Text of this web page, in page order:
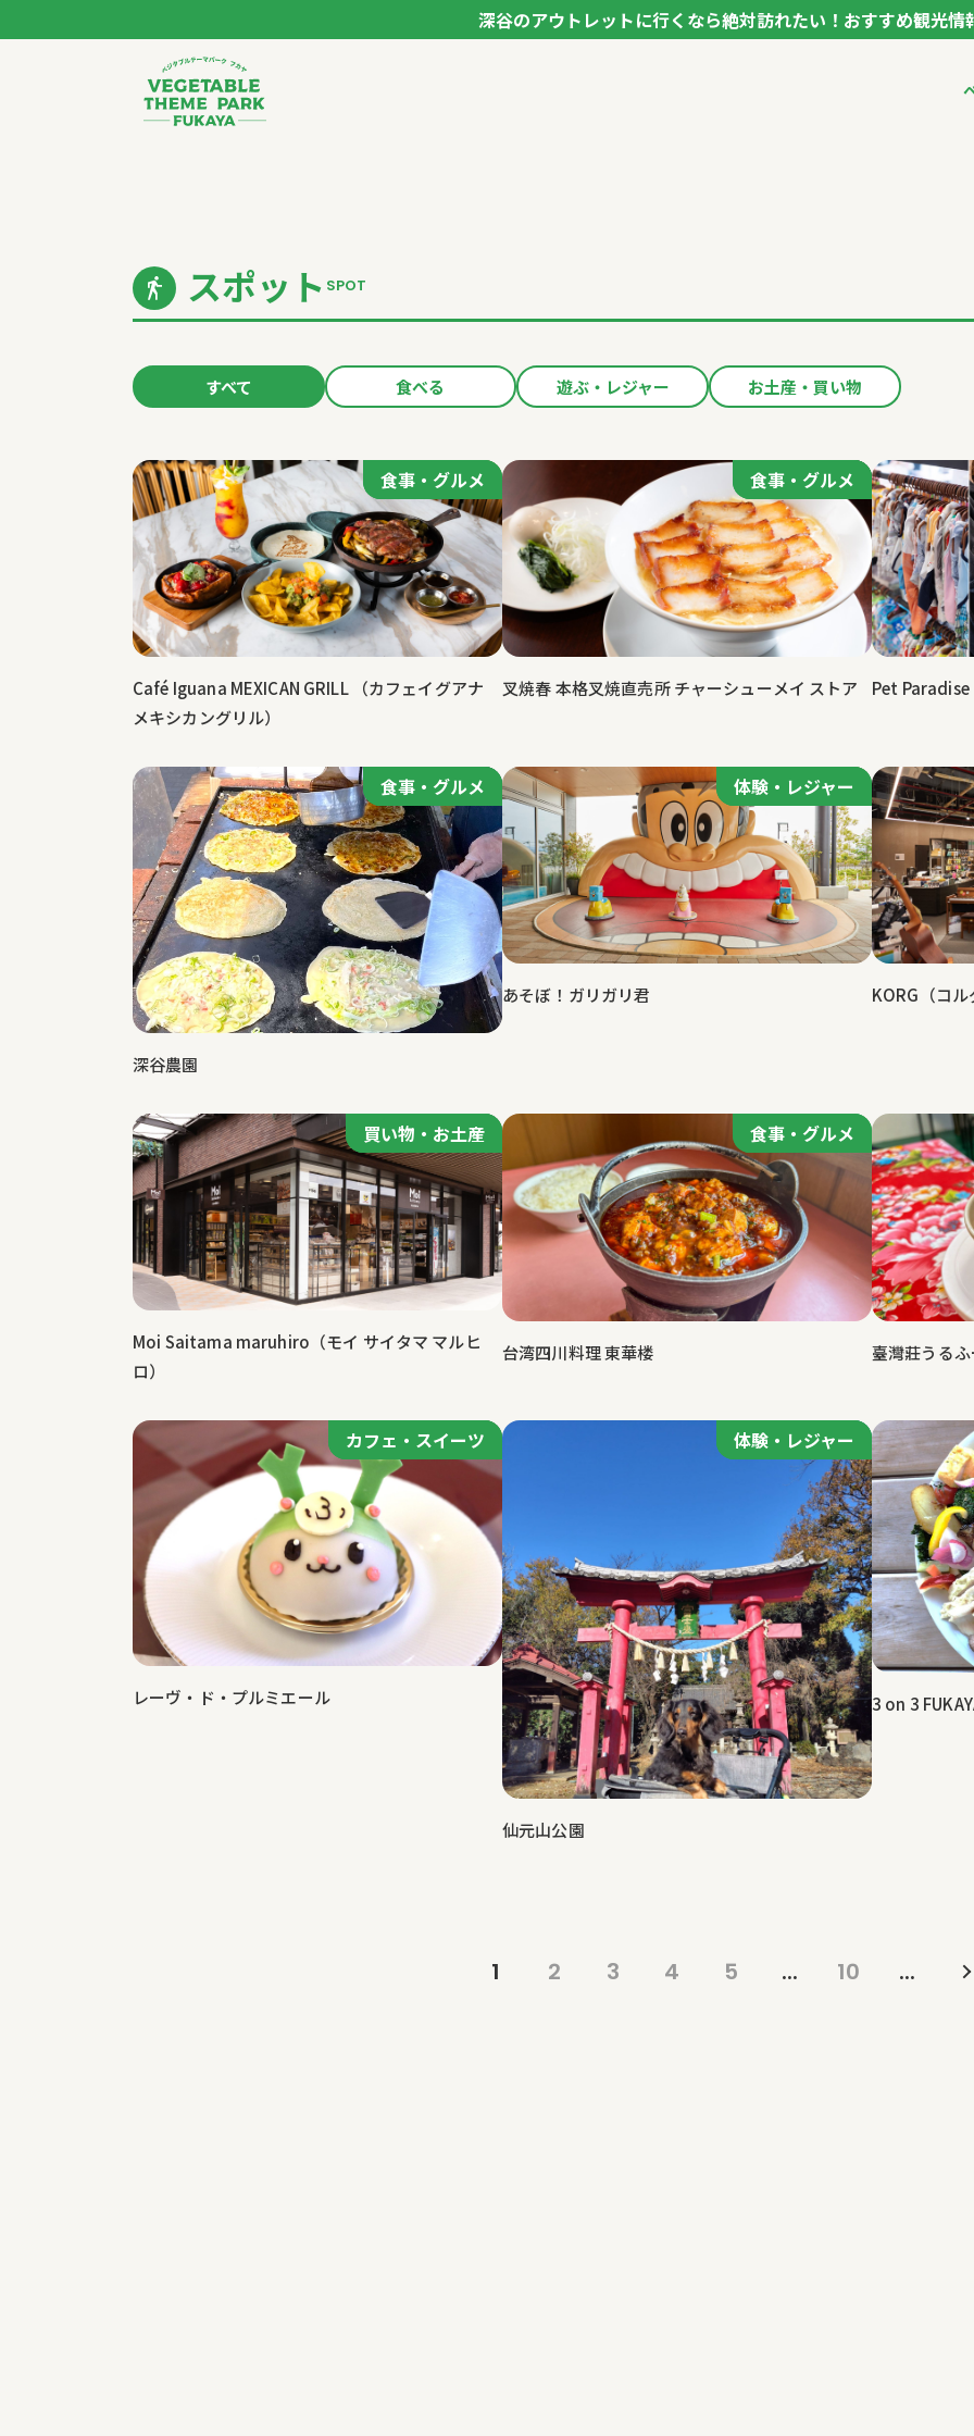
深谷のアウトレットに行くなら絶対訪れたい！おすすめ観光情
スポット
イベント
特集記事
レシピ集
スポット SPOT
すべて 食べる 遊ぶ・レジャー お土産・買い物
食事・グルメ
食事・グルメ
Café Iguana MEXICAN GRILL （カフェイグアナ
メキシカングリル）
食事・グルメ
食事・グルメ
叉焼春 本格叉焼直売所 チャーシューメイ ストア Pet Paradise
食事・グルメ
食事・グルメ
深谷農園
体験・レジャー
体験・レジャー
あそぼ！ガリガリ君 KORG（コル
買い物・お土産
買い物・お土産
Moi Saitama maruhiro（モイ サイタマ マルヒ
ロ）
食事・グルメ
食事・グルメ
台湾四川料理 東華楼 臺灣莊うる
カフェ・スイーツ
カフェ・スイーツ
レーヴ・ド・プルミエール
体験・レジャー
体験・レジャー
仙元山公園
3 on 3
1 2 3 4 5 ... 10 ...